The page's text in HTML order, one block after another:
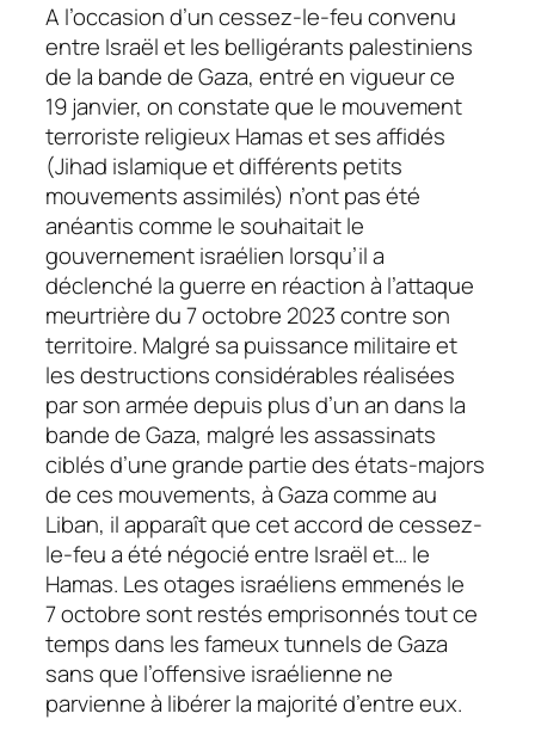
A l’occasion d’un cessez-le-feu convenu
entre Israël et les belligérants palestiniens
de la bande de Gaza, entré en vigueur ce
19 janvier, on constate que le mouvement
terroriste religieux Hamas et ses affidés
(Jihad islamique et différents petits
mouvements assimilés) n’ont pas été
anéantis comme le souhaitait le
gouvernement israélien lorsqu’il a
déclenché la guerre en réaction à l’attaque
meurtrière du 7 octobre 2023 contre son
territoire. Malgré sa puissance militaire et
les destructions considérables réalisées
par son armée depuis plus d’un an dans la
bande de Gaza, malgré les assassinats
ciblés d’une grande partie des états-majors
de ces mouvements, à Gaza comme au
Liban, il apparaît que cet accord de cessez-
le-feu a été négocié entre Israël et… le
Hamas. Les otages israéliens emmenés le
7 octobre sont restés emprisonnés tout ce
temps dans les fameux tunnels de Gaza
sans que l’offensive israélienne ne
parvienne à libérer la majorité d’entre eux.